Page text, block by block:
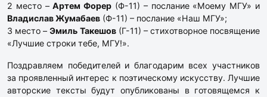
2 место –Артем Форер (Ф-11) – послание «Моему МГУ» и
Владислав Жумабаев (Ф-11) – послание «Наш МГУ»;
3 место –Эмиль Такешов(Г-11) – стихотворное посвящение
«Лучшие строки тебе, МГУ!».
Поздравляем победителей и благодарим всех участников
за проявленный интерес к поэтическому искусству. Лучшие
авторские тексты будут опубликованы в готовящемся к